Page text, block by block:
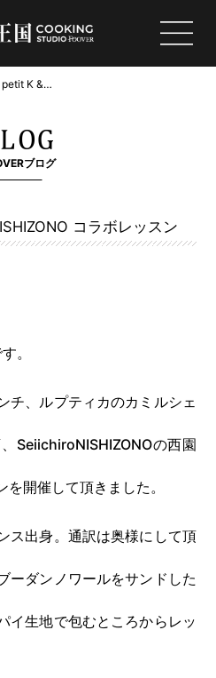
petit K &
ブログ
コラボレッスン
。
チ、ルプティカのカミルシェ
SeiichiroNISHIZONOの西園
開催して頂きました。
ス出身。通訳は奥様にして頂
ーダンノワールをサンドした
イ生地で包むところからレッ